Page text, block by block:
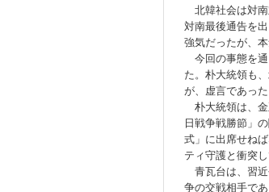
北韓社会は対南
対南最後通告を
強気だったが、
今回の事態を通
た。朴大統領も
が、虚言であった
朴大統領は、金
日戦争戦勝節」
式」に出席せね
ティ守護と衝突
青瓦台は、習近
争の交戦相手で